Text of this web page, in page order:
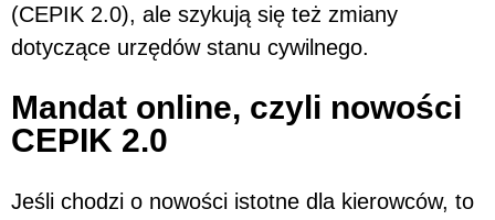
(CEPIK 2.0), ale szykują się też zmiany
dotyczące urzędów stanu cywilnego.
Mandat online, czyli nowości
CEPIK 2.0
Jeśli chodzi o nowości istotne dla kierowców, to